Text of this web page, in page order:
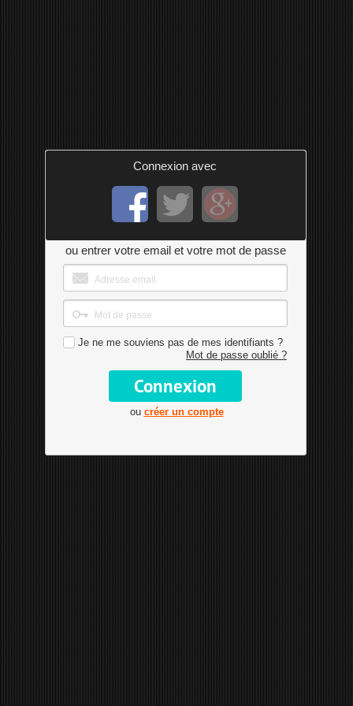
Connexion avec
ou entrer votre email et votre mot de passe
Je ne me souviens pas de mes identifiants ?
Mot de passe oublié ?
ou créer un compte